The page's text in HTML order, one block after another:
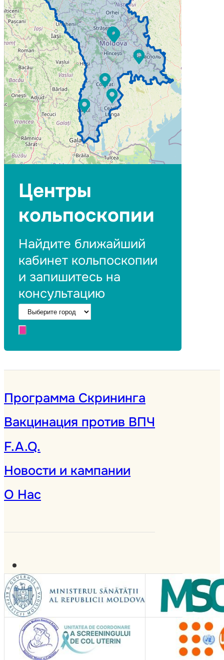
Центры
кольпоскопии
Найдите ближайший
кабинет кольпоскопии
и запишитесь на
консультацию
Программа Скрининга
Вакцинация против ВПЧ
F.A.Q.
Новости и кампании
О Нас